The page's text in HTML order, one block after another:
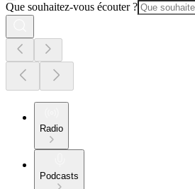
Que souhaitez-vous écouter ?
Radio
Podcasts